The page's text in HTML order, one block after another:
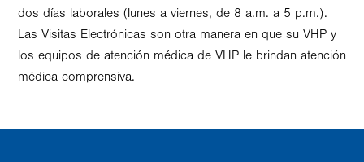
dos días laborales (lunes a viernes, de 8 a.m. a 5 p.m.).
Las Visitas Electrónicas son otra manera en que su VHP y
los equipos de atención médica de VHP le brindan atención
médica comprensiva.